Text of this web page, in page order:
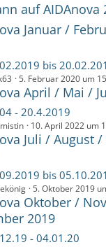
auf AIDAnova
Januar /
bis
5. Februar 2020 um
April / Mai /
- 20.4.2019
10. April 2022 um
Juli / August
bis
5. Oktober 2019
Oktober /
2019
- 04.01.20